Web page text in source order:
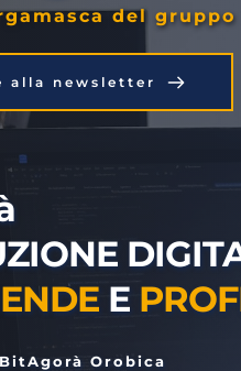
del gruppo
alla newsletter
E
Orobica